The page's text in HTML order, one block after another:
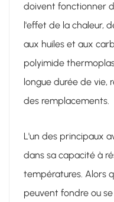
doivent fonctionner
l'effet de la chaleur,
aux huiles et aux
polyimide
longue durée de vie,
des remplacements.
L'un des principaux
dans sa capacité à
températures. Alors
peuvent fondre ou